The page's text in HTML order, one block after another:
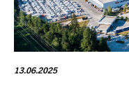
13.06.2025